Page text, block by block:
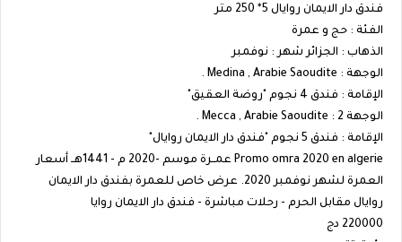
فندق دار الايمان روايال 5* 250 متر
الفئة : حج و عمرة
الذهاب : الجزائر شهر : نوفمبر
الوجهة : Medina , Arabie Saoudite .
الإقامة : فندق 4 نجوم "روضة العقيق"
الوجهة 2 : Mecca , Arabie Saoudite .
الإقامة : فندق 5 نجوم "فندق دار الايمان روايال"
Promo omra 2020 en algerie عمــرة موسم -2020 م - 1441هــ أسعار
العمرة لشهر نوفمبر 2020. عرض خاص للعمرة بفندق دار الايمان
روايال مقابل الحرم - رحلات مباشرة - فندق دار الايمان روايا
220000 دج